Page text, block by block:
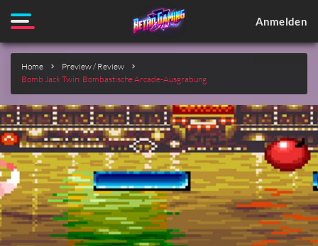
Anmelden
Home
Preview / Review
Bomb Jack Twin: Bombastische Arcade-Ausgrabung